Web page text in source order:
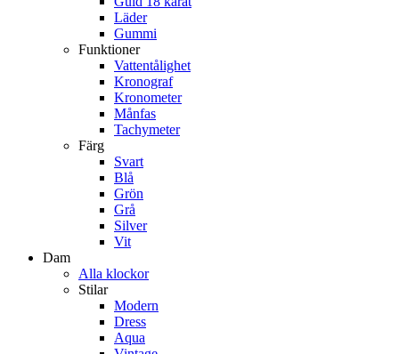
Läder
Gummi
Funktioner
Vattentålighet
Kronograf
Kronometer
Månfas
Tachymeter
Färg
Svart
Blå
Grön
Grå
Silver
Vit
Dam
Alla klockor
Stilar
Modern
Dress
Aqua